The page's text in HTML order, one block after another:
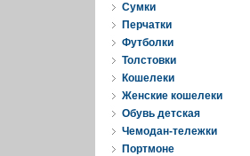
Cумки
Перчатки
Футболки
Толстовки
Кошелеки
Женские кошелеки
Обувь детская
Чемодан-тележки
Портмоне